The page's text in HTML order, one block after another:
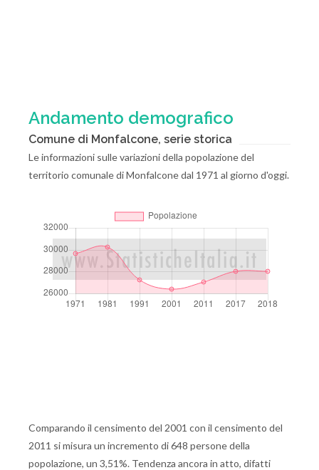
Andamento demografico
Comune di Monfalcone, serie storica
Le informazioni sulle variazioni della popolazione del
territorio comunale di Monfalcone dal 1971 al giorno d'oggi.
Comparando il censimento del 2001 con il censimento del
2011 si misura un incremento di 648 persone della
popolazione, un 3,51%. Tendenza ancora in atto, difatti